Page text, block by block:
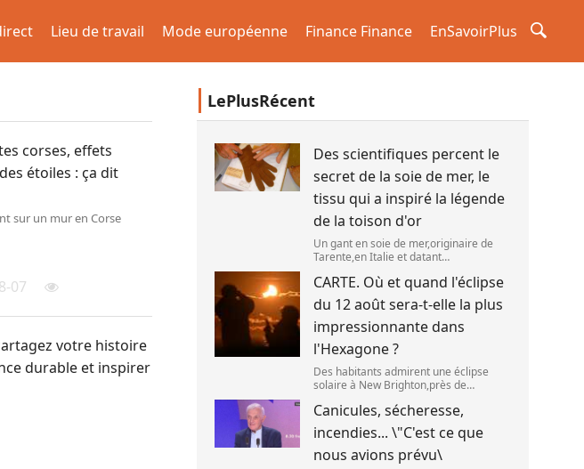
Lieu de travail Mode européenne Finance Finance EnSavoirPlus
corses, effets
étoiles : ça dit
sur un mur en Corse
07
votre histoire
durable et inspirer
LePlusRécent
Des scientifiques percent le
secret de la soie de mer, le
tissu qui a inspiré la légende
de la toison d'or
Un gant en soie de mer,originaire de
Tarente,en Italie et datant
(OWN WORK / JOHN HILL)
CARTE. Où et quand l'éclipse
du 12 août sera-t-elle la plus
impressionnante dans
l'Hexagone ?
Des habitants admirent une éclipse
solaire à New Brighton,près de
septembre 2025. (SANKA
VIDANAGAMA )
Canicules, sécheresse,
incendies... \"C'est ce que
nous avions prévu\